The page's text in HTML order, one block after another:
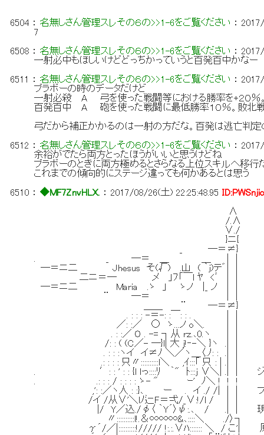
6504 ：名無しさん管理スレその６の>>1-6をご覧ください ：
7
6508 ：名無しさん管理スレその６の>>1-6をご覧ください ：
一射必中もほしいけどどっちかっていうと百発百中かなー
6511
：名無しさん管理スレその６の>>1-6をご覧ください ：
ブラボーの時のデータだけど
一射必殺 A 弓を使った戦闘等における勝率を+２０％
百発百中 A 砲を使った戦闘に最低勝率１０％。敗北戦
弓だから補正かかるのは一射の方だな。百発は逃亡判
6512 ：名無しさん管理スレその６の>>1-6をご覧ください ：
余裕がでたら両方とったほうがいいと思うけどね
ブラボーのときに両方極めるとさらなる上位スキルへ移行
これまでの傾向的にステージ違っても何かあるとは思う
6510 ：◆MF7ZnvHLX. ：2017/08/26(土) 22:25:48.95
∧
/.∧
∨./
}ニ{
_ ―＝≠}
. _ ―＝ ＿ ＿ | |
―＝ニ二 Jhesus そ(√) .山 ( ｀j)テ゛| |
二ニ＝― メ 」ﾌ「￣l ﾔ <ﾞ | |
―＝ニ二 Maria .ゝ 」 ゝノ |_ ノ | |
¨ ―＝ | |
＿＿ ¨ ―＝≠}
. : : : -＝-: :￣: : . | |
／: :／ ○ ゝ...ノ o＼. | |
. : :／ O . -= ┐从 rｚ.､0.ヽ | |
/: : ( (C／- ―}l| 大 j!‐-＼ }ヽ .| |
. : : :ヽイ イ≠ﾉ ＼／ヽ＿〈.ﾉ: : .| |
.: : : : 只〃::::::::::l＼ ,ｲ:::「 只 : | .| |
. ′: : ' : : {l lっ::::ﾘ ｀" ﾄ:::j ∨＼| .| | ジャン
. .: : : / : : : : ゝ- " ｰ' ﾉ＼ ! ! !
,': :／ヽ人 : :}､ ー . イ ./ /| | | フランス
/イ /从∨'＼lﾉ辷F＝弌/_∨:!/l / | |
|/ Y／込./φ〈 ｀Y´〉ψ:.､ / .| | 現在、フラン
〃::::::::::l!.＆∞∞∞&､::::＼ ./〉┐
γ´/／|::::::::::!///// !:.:.∨ﾊ::::::: ＼ / こ'| 原動